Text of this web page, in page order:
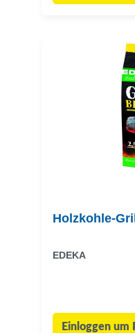
Holzkohle-
EDEKA
Einloggen um